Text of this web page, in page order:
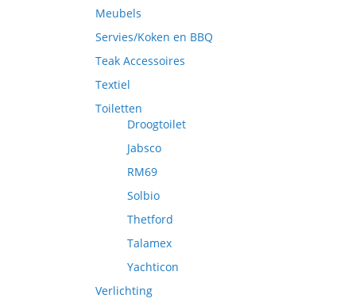
Meubels
Servies/Koken en BBQ
Teak Accessoires
Textiel
Toiletten
Droogtoilet
Jabsco
RM69
Solbio
Thetford
Talamex
Yachticon
Verlichting